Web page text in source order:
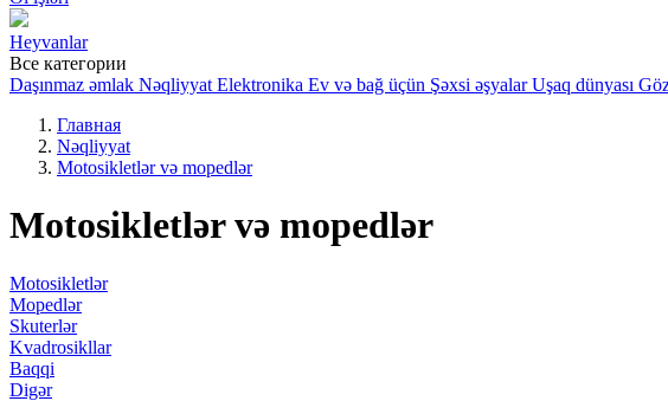
Heyvanlar
Все категории
Daşınmaz əmlak Nəqliyyat Elektronika Ev və bağ üçün Şəxsi əşyalar Uşaq dünyası
Главная
Nəqliyyat
Motosikletlər və mopedlər
Motosikletlər və mopedlər
Motosikletlər
Mopedlər
Skuterlər
Kvadrosikllar
Baqqi
Digər